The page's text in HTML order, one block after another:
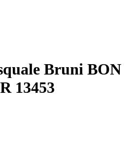
Bruni BON
13453